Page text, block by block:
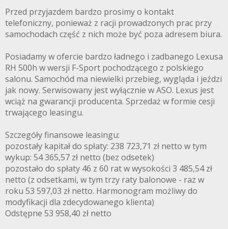
Przed przyjazdem bardzo prosimy o kontakt
telefoniczny, ponieważ z racji prowadzonych prac przy
samochodach część z nich może być poza adresem biura.
Posiadamy w ofercie bardzo ładnego i zadbanego Lexusa
RH 500h w wersji F-Sport pochodzącego z polskiego
salonu. Samochód ma niewielki przebieg, wygląda i jeździ
jak nowy. Serwisowany jest wyłącznie w ASO. Lexus jest
wciąż na gwarancji producenta. Sprzedaż w formie cesji
trwającego leasingu.
Szczegóły finansowe leasingu:
pozostały kapitał do spłaty: 238 723,71 zł netto w tym
wykup: 54 365,57 zł netto (bez odsetek)
pozostało do spłaty 46 z 60 rat w wysokości 3 485,54 zł
netto (z odsetkami, w tym trzy raty balonowe - raz w
roku 53 597,03 zł netto. Harmonogram możliwy do
modyfikacji dla zdecydowanego klienta)
Odstępne 53 958,40 zł netto